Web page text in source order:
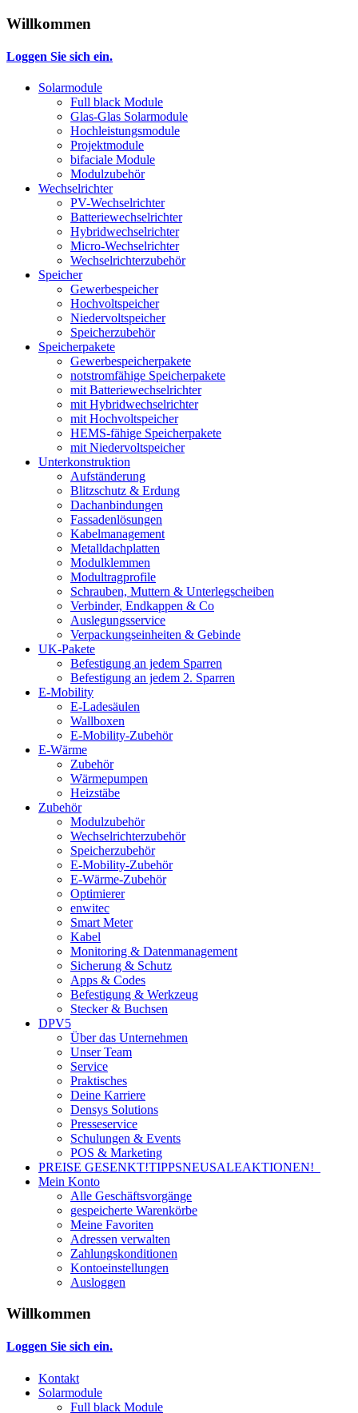
Willkommen
Loggen Sie sich ein.
Solarmodule
Full black Module
Glas-Glas Solarmodule
Hochleistungsmodule
Projektmodule
bifaciale Module
Modulzubehör
Wechselrichter
PV-Wechselrichter
Batteriewechselrichter
Hybridwechselrichter
Micro-Wechselrichter
Wechselrichterzubehör
Speicher
Gewerbespeicher
Hochvoltspeicher
Niedervoltspeicher
Speicherzubehör
Speicherpakete
Gewerbespeicherpakete
notstromfähige Speicherpakete
mit Batteriewechselrichter
mit Hybridwechselrichter
mit Hochvoltspeicher
HEMS-fähige Speicherpakete
mit Niedervoltspeicher
Unterkonstruktion
Aufständerung
Blitzschutz & Erdung
Dachanbindungen
Fassadenlösungen
Kabelmanagement
Metalldachplatten
Modulklemmen
Modultragprofile
Schrauben, Muttern & Unterlegscheiben
Verbinder, Endkappen & Co
Auslegungsservice
Verpackungseinheiten & Gebinde
UK-Pakete
Befestigung an jedem Sparren
Befestigung an jedem 2. Sparren
E-Mobility
E-Ladesäulen
Wallboxen
E-Mobility-Zubehör
E-Wärme
Zubehör
Wärmepumpen
Heizstäbe
Zubehör
Modulzubehör
Wechselrichterzubehör
Speicherzubehör
E-Mobility-Zubehör
E-Wärme-Zubehör
Optimierer
enwitec
Smart Meter
Kabel
Monitoring & Datenmanagement
Sicherung & Schutz
Apps & Codes
Befestigung & Werkzeug
Stecker & Buchsen
DPV5
Über das Unternehmen
Unser Team
Service
Praktisches
Deine Karriere
Densys Solutions
Presseservice
Schulungen & Events
POS & Marketing
PREISE GESENKT!TIPPSNEUSALEAKTIONEN!
Mein Konto
Alle Geschäftsvorgänge
gespeicherte Warenkörbe
Meine Favoriten
Adressen verwalten
Zahlungskonditionen
Kontoeinstellungen
Ausloggen
Willkommen
Loggen Sie sich ein.
Kontakt
Solarmodule
Full black Module